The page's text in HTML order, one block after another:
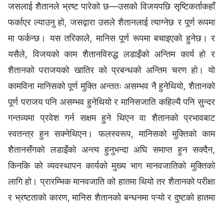
जसलाई शैतानले भ्रष्ट पारेको छ—उसको विजयपछि सृष्टिकर्ताकहाँ
फर्काएर ल्याउनु हो, जसद्वारा उसले शैतानलाई त्याग्नेछ र पूर्ण रूपमा
मा फर्कन्छ। यस तरिकाले, मानिस पूर्ण रूपमा बचाइएको हुनेछ। र
यसैले, विजयको काम शैतानविरुद्ध लडाइँको अन्तिम कार्य हो र
शैतानको पराजयको खातिर को प्रबन्धको अन्तिम चरण हो। यो
कामविना मानिसको पूर्ण मुक्ति अन्ततः असम्भव नै हुनेथियो, शैतानको
पूर्ण पराजय पनि असम्भव हुनेथियो र मानिसजाति कहिल्यै पनि सुन्दर
गन्तव्यमा प्रवेश गर्न सक्षम हुने थिएन वा शैतानको प्रभावबाट
स्वतन्त्र हुन सक्नेथिएन। फलस्वरूप, मानिसको मुक्तिको काम
शैतानसँगको लडाइँको अन्त्य हुनुभन्दा अघि समाप्त हुन सक्दैन,
किनकि को व्यवस्थापन कार्यको मुख्य भाग मानवजातिको मुक्तिको
लागि हो। प्रारम्भिक मानवजाति को हातमा थियो तर शैतानको परीक्षा
र भ्रष्टताको कारण, मानिस शैतानको बन्धनमा पऱ्यो र दुष्टको हातमा